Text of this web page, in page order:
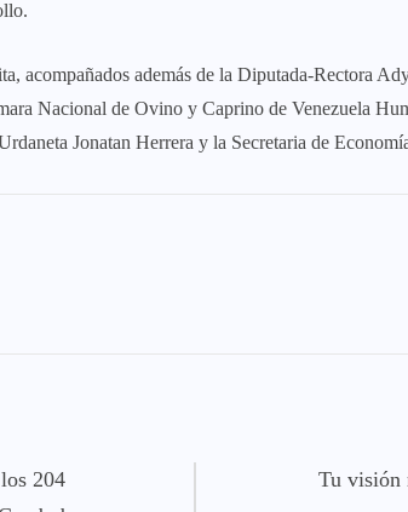
acompañados además de la Diputada-Rectora
Nacional de Ovino y Caprino de Venezuela
Jonatan Herrera y la Secretaria de
204
Tu visión